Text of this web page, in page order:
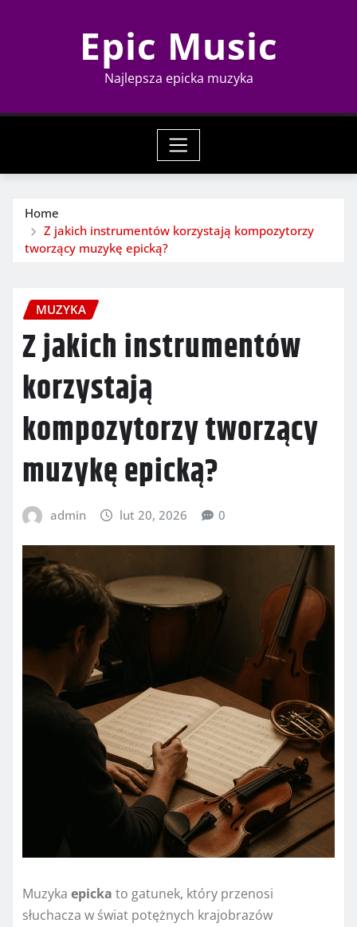
Epic Music
Najlepsza epicka muzyka
Home
Z jakich instrumentów korzystają kompozytorzy
tworzący muzykę epicką?
MUZYKA
Z jakich instrumentów
korzystają
kompozytorzy tworzący
muzykę epicką?
admin lut 20, 2026 0
Muzyka epicka to gatunek, który przenosi
słuchacza w świat potężnych krajobrazów